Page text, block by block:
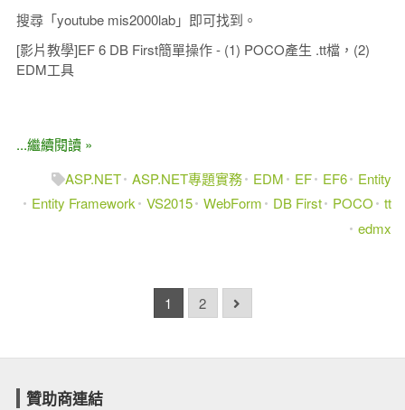
搜尋「youtube mis2000lab」即可找到。
[影片教學]EF 6 DB First簡單操作 - (1) POCO產生 .tt檔，(2)
EDM工具
...繼續閱讀 »
ASP.NET ASP.NET專題實務 EDM EF EF6
Entity
Entity Framework VS2015 WebForm DB First POCO
tt
edmx
1 2
贊助商連結